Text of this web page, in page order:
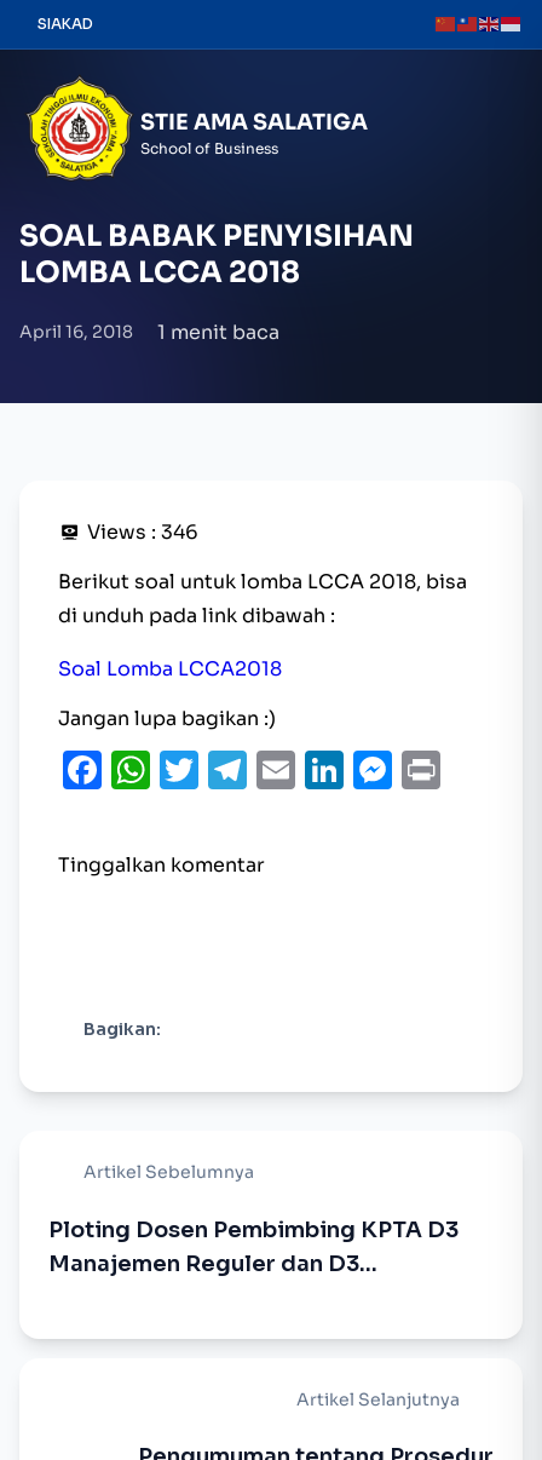
SIAKAD
STIE AMA SALATIGA
School of Business
SOAL BABAK PENYISIHAN
LOMBA LCCA 2018
April 16, 2018 1 menit baca
Views : 346
Berikut soal untuk lomba LCCA 2018, bisa
di unduh pada link dibawah :
Soal Lomba LCCA2018
Jangan lupa bagikan :)
Facebook
WhatsApp
Twitter
Telegram
EmailLinkedIn
Tinggalkan komentar
Bagikan:
Artikel Sebelumnya
Ploting Dosen Pembimbing KPTA D3
Manajemen Reguler dan D3
Artikel Selanjutnya